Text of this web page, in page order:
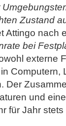
Zustand
Attingo nach
bei
externe
Computern,
Der
und
für Jahr